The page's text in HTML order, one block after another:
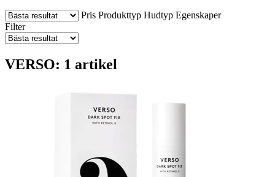
Pris Produkttyp Hudtyp Egenskaper
Filter
VERSO: 1 artikel